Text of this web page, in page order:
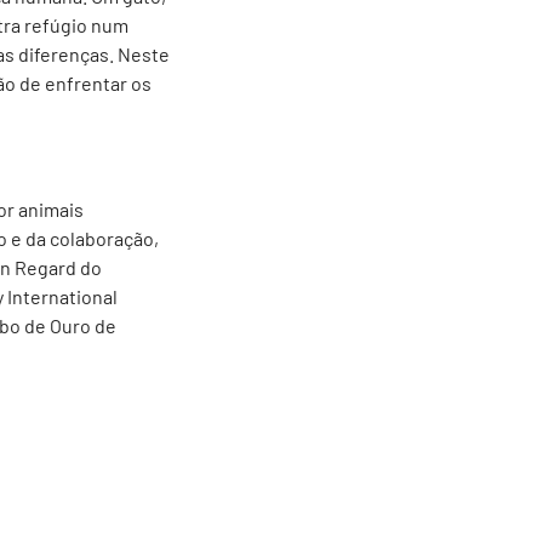
refúgio num
diferenças. Neste
de enfrentar os
animais
e da colaboração,
Regard do
International
de Ouro de